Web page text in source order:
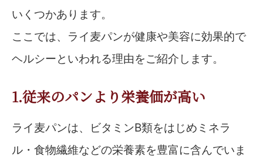
いくつかあります。
ここでは、ライ麦パンが健康や美容に効果的で
ヘルシーといわれる理由をご紹介します。
1.従来のパンより栄養価が高い
ライ麦パンは、ビタミンB類をはじめミネラ
ル・食物繊維などの栄養素を豊富に含んでいま